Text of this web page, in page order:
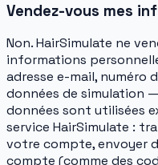
Vendez-vous mes
Non. HairSimulate ne
informations
adresse e-mail, numéro
données de simulation
données sont utilisées
service HairSimulate :
votre compte, envoyer
compte (comme des